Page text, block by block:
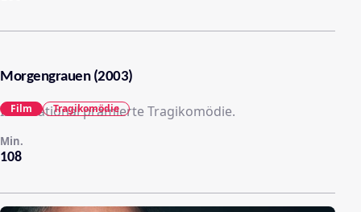
Morgengrauen (2003)
International prämierte Tragikomödie.
108
Min.
Film Tragikomödie